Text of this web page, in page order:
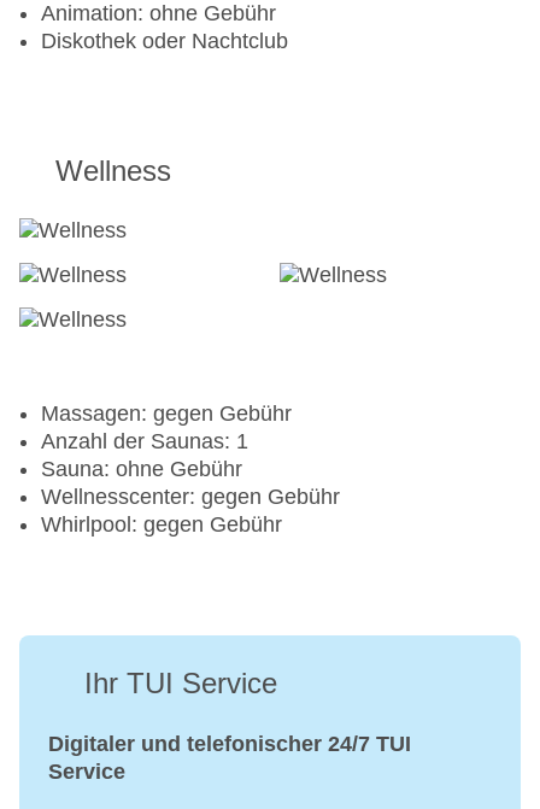
Animation: ohne Gebühr
Diskothek oder Nachtclub
Wellness
Massagen: gegen Gebühr
Anzahl der Saunas: 1
Sauna: ohne Gebühr
Wellnesscenter: gegen Gebühr
Whirlpool: gegen Gebühr
Ihr TUI Service
Digitaler und telefonischer 24/7 TUI
Service